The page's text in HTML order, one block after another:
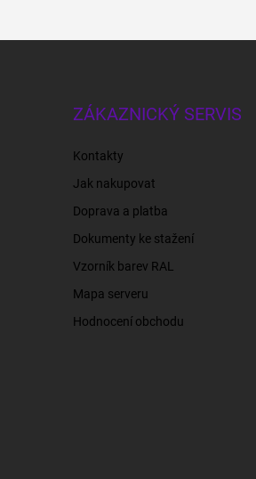
ZÁKAZNICKÝ SERVIS
Kontakty
Jak nakupovat
Doprava a platba
Dokumenty ke stažení
Vzorník barev RAL
Mapa serveru
Hodnocení obchodu